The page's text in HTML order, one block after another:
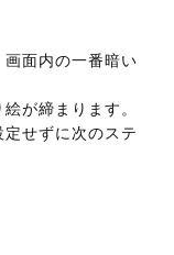
面内の一番暗い
が締まります。
せずに次のステ